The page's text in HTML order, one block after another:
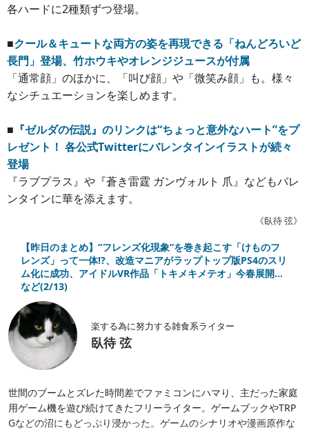
各ハードに2種類ずつ登場。
■クール＆キュートな両方の姿を再現できる「ねんどろいど
長門」登場、竹ホウキやオレンジジュースが付属
「通常顔」のほかに、「叫び顔」や「微笑み顔」も。様々
なシチュエーションを楽しめます。
■ 『ゼルダの伝説』のリンクは“ちょっと意外なハート”をプ
レゼント！ 各公式Twitterにバレンタインイラストが続々
登場
『ラブプラス』や『蒼き雷霆 ガンヴォルト 爪』などもバレ
ンタインに華を添えます。
《臥待 弦》
【昨日のまとめ】“フレンズ化現象”を巻き起こす「けものフ
レンズ」って一体!?、改造マニアがラップトップ版PS4のスリ
ム化に成功、アイドルVR作品「トキメキメテオ」今春展開…
など(2/13)
楽する為に努力する雑食系ライター
臥待 弦
世間のブームとズレた時間差でファミコンにハマり、主だった家庭
用ゲーム機を遊び続けてきたフリーライター。ゲームブックやTRP
Gなどの沼にもどっぷり浸かった。ゲームのシナリオや漫画原作な